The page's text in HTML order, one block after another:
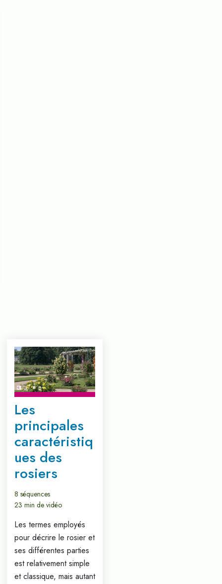
Les
principales
caractéristiq
ues des
rosiers
8 séquences
23 min de vidéo
Les termes employés
pour décrire le rosier et
ses différentes parties
est relativement simple
et classique, mais autant